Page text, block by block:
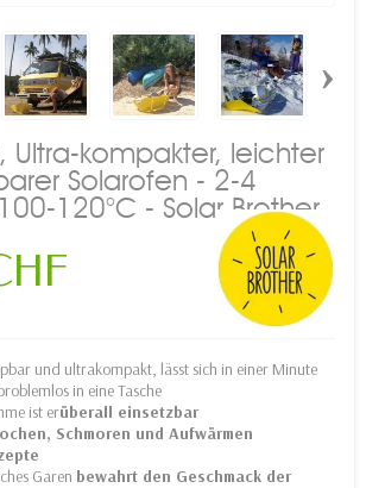
›
Ultra-kompakter, leichter
Solarofen - 2-4
120°C - Solar Brother
und ultrakompakt, lässt sich in einer Minute
in eine Tasche
ist erüberall einsetzbar
Schmoren und Aufwärmen
Garen bewahrt den Geschmack der